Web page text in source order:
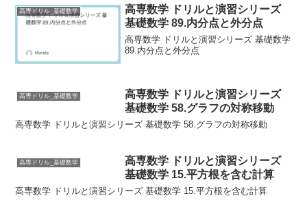
高専ドリル_基礎数学
高専数学 ドリルと演習シリーズ
基礎数学 89.内分点と外分点
高専数学 ドリルと演習シリーズ 基礎数学
89.内分点と外分点
高専ドリル_基礎数学
高専数学 ドリルと演習シリーズ
基礎数学 58.グラフの対称移動
高専数学 ドリルと演習シリーズ 基礎数学 58.グラフの対称移動
高専ドリル_基礎数学
高専数学 ドリルと演習シリーズ
基礎数学 15.平方根を含む計算
高専数学 ドリルと演習シリーズ 基礎数学 15.平方根を含む計算